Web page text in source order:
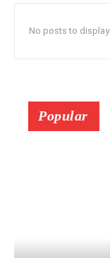
No posts to display
Popular